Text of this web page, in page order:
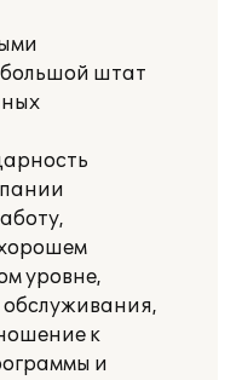
штат
уровне,
обслуживания,
к
и